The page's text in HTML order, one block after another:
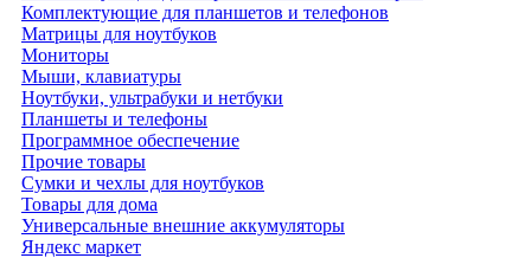
Комплектующие для планшетов и телефонов
Матрицы для ноутбуков
Мониторы
Мыши, клавиатуры
Ноутбуки, ультрабуки и нетбуки
Планшеты и телефоны
Программное обеспечение
Прочие товары
Сумки и чехлы для ноутбуков
Товары для дома
Универсальные внешние аккумуляторы
Яндекс маркет